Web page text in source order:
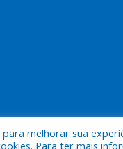
os direitos reservados a
para melhorar sua
Para ter mais